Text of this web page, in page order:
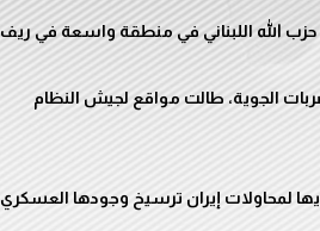
حزب الله اللبناني في منطقة واسعة في ريف
الجوية، طالت مواقع لجيش النظام
لمحاولات إيران ترسيخ وجودها العسكري